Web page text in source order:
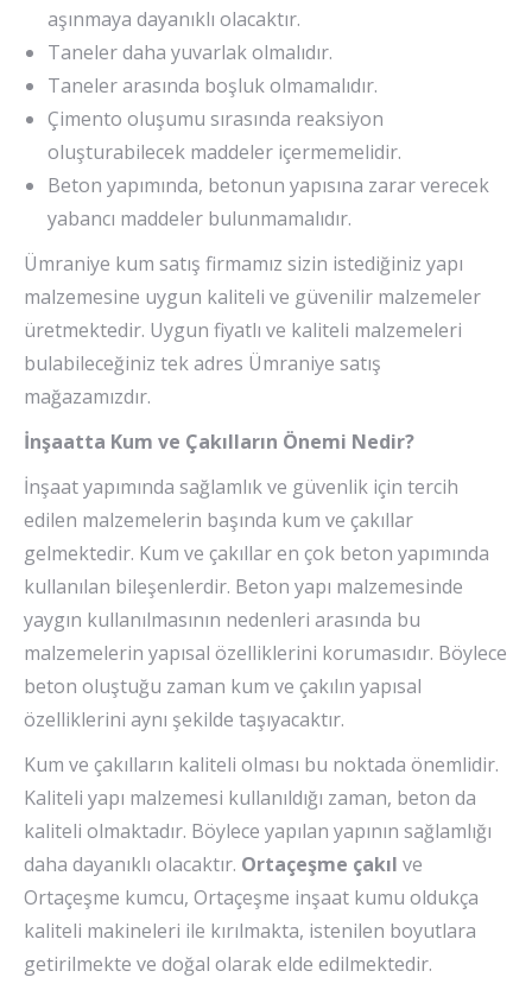
aşınmaya dayanıklı olacaktır.
Taneler daha yuvarlak olmalıdır.
Taneler arasında boşluk olmamalıdır.
Çimento oluşumu sırasında reaksiyon
oluşturabilecek maddeler içermemelidir.
Beton yapımında, betonun yapısına zarar verecek
yabancı maddeler bulunmamalıdır.
Ümraniye kum satış firmamız sizin istediğiniz yapı
malzemesine uygun kaliteli ve güvenilir malzemeler
üretmektedir. Uygun fiyatlı ve kaliteli malzemeleri
bulabileceğiniz tek adres Ümraniye satış
mağazamızdır.
İnşaatta Kum ve Çakılların Önemi Nedir?
İnşaat yapımında sağlamlık ve güvenlik için tercih
edilen malzemelerin başında kum ve çakıllar
gelmektedir. Kum ve çakıllar en çok beton yapımında
kullanılan bileşenlerdir. Beton yapı malzemesinde
yaygın kullanılmasının nedenleri arasında bu
malzemelerin yapısal özelliklerini korumasıdır. Böylece
beton oluştuğu zaman kum ve çakılın yapısal
özelliklerini aynı şekilde taşıyacaktır.
Kum ve çakılların kaliteli olması bu noktada önemlidir.
Kaliteli yapı malzemesi kullanıldığı zaman, beton da
kaliteli olmaktadır. Böylece yapılan yapının sağlamlığı
daha dayanıklı olacaktır. Ortaçeşme çakıl ve
Ortaçeşme kumcu, Ortaçeşme inşaat kumu oldukça
kaliteli makineleri ile kırılmakta, istenilen boyutlara
getirilmekte ve doğal olarak elde edilmektedir.